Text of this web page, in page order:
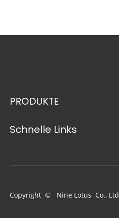
PRODUKTE
Schnelle Links
Copyright © Nine Lotus Co., Ltd